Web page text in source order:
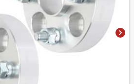
chevron_right